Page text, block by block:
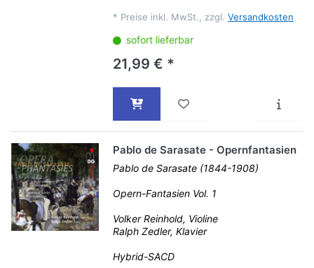
* Preise inkl. MwSt., zzgl. Versandkosten
sofort lieferbar
21,99 € *
Pablo de Sarasate - Opernfantasien
Pablo de Sarasate (1844-1908)
Opern-Fantasien Vol. 1
Volker Reinhold, Violine
Ralph Zedler, Klavier
Hybrid-SACD